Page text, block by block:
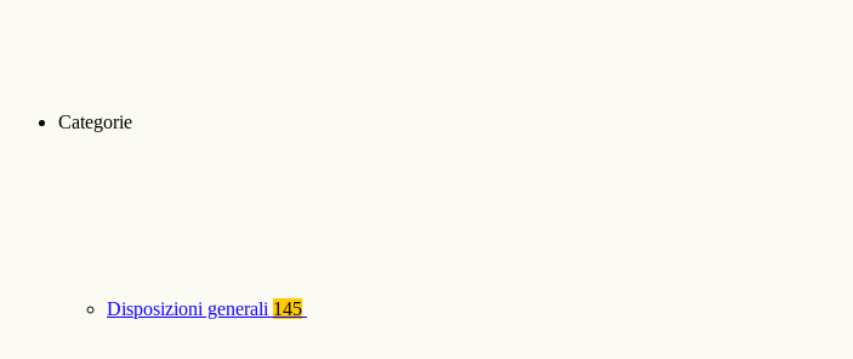
Categorie
Disposizioni generali 145